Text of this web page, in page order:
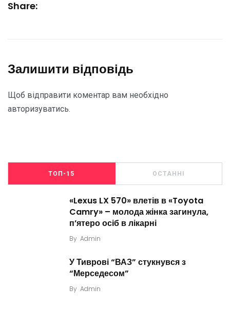
Share:
Залишити відповідь
Щоб відправити коментар вам необхідно
авторизуватись.
ТОП-15 ОСТАННІ
«Lexus LX 570» влетів в «Toyota
Camry» – молода жінка загинула,
п’ятеро осіб в лікарні
By Admin
У Тиврові “ВАЗ” стукнувся з
“Мерседесом”
By Admin